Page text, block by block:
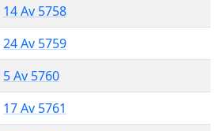
14 Av 5758
24 Av 5759
5 Av 5760
17 Av 5761